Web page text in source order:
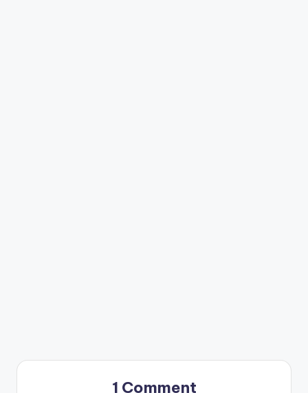
1 Comment